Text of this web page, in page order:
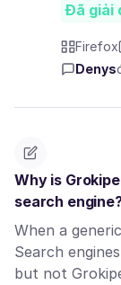
Đã giải
Firefox
Denys
Why is
search
When a
Search
but not